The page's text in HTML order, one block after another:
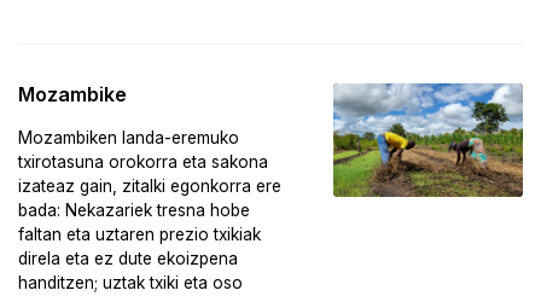
Mozambike
Mozambiken landa-eremuko
txirotasuna orokorra eta sakona
izateaz gain, zitalki egonkorra ere
bada: Nekazariek tresna hobe
faltan eta uztaren prezio txikiak
direla eta ez dute ekoizpena
handitzen; uztak txiki eta oso